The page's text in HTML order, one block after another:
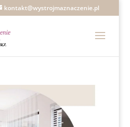
kontakt@wystrojmaznaczenie.pl